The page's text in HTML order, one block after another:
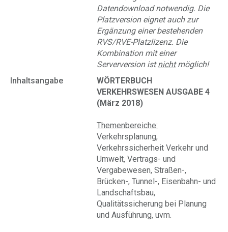
Datendownload notwendig. Die
Platzversion eignet auch zur
Ergänzung einer bestehenden
RVS/RVE-Platzlizenz. Die
Kombination mit einer
Serverversion istnichtmöglich!
Inhaltsangabe
WÖRTERBUCH
VERKEHRSWESEN AUSGABE 4
(März 2018)
Themenbereiche:
Verkehrsplanung,
Verkehrssicherheit Verkehr und
Umwelt, Vertrags- und
Vergabewesen, Straßen-,
Brücken-, Tunnel-, Eisenbahn- und
Landschaftsbau,
Qualitätssicherung bei Planung
und Ausführung, uvm.